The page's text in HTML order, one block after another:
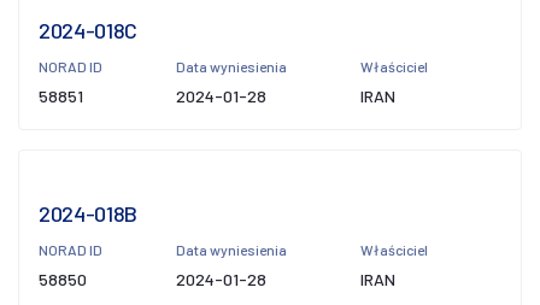
2024-018C
NORAD ID
58851
Data wyniesienia
2024-01-28
Właściciel
IRAN
2024-018B
NORAD ID
58850
Data wyniesienia
2024-01-28
Właściciel
IRAN